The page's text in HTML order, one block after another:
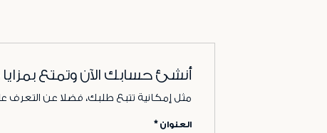
أنشئ حسابك الآن وتمتع
مثل إمكانية تتبع طلبك، فضلا عن التعرف
العنوان